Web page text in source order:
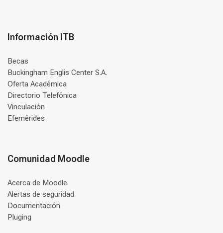
Información ITB
Becas
Buckingham Englis Center S.A.
Oferta Académica
Directorio Telefónica
Vinculación
Efemérides
Comunidad Moodle
Acerca de Moodle
Alertas de seguridad
Documentación
Pluging